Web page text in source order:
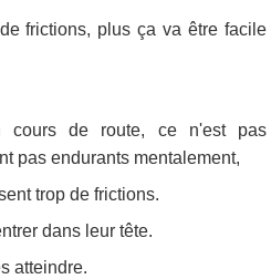
frictions, plus ça va être facile
cours de route, ce n'est pas
pas endurants mentalement,
trop de frictions.
dans leur tête.
atteindre.